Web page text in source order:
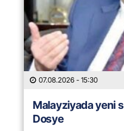
07.08.2026 - 15:30
Malayziyada yeni
Dosye